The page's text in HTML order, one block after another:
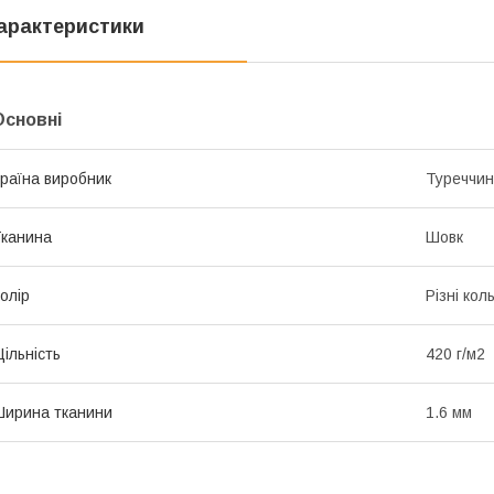
виробник
Шовк
Різні
420 г/м2
тканини 1.6 мм